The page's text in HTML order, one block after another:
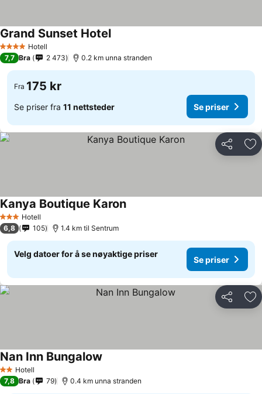
4 StjernerHotell
Grand Sunset Hotel
7,7 Bra 2 473 0.2 km unna stranden
Fra 175 kr
Se priser fra 11 nettsteder Se priser
Del
3 StjernerHotell
Kanya Boutique Karon
6,8 105 1.4 km til Sentrum
Velg datoer for å se nøyaktige priser
Se priser
Del
2 Stjerner
Hotell
Nan Inn Bungalow
7,8 Bra 79 0.4 km unna stranden